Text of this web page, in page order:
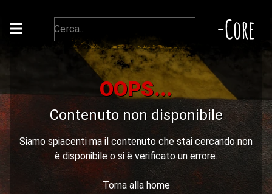
-Core
OOPS...
Contenuto non disponibile
Siamo spiacenti ma il contenuto che stai cercando non
è disponibile o si è verificato un errore.
Torna alla home